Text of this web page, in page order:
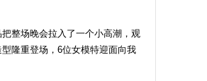
整场晚会拉入了一个小高潮，观
隆重登场，6位女模特迎面向我